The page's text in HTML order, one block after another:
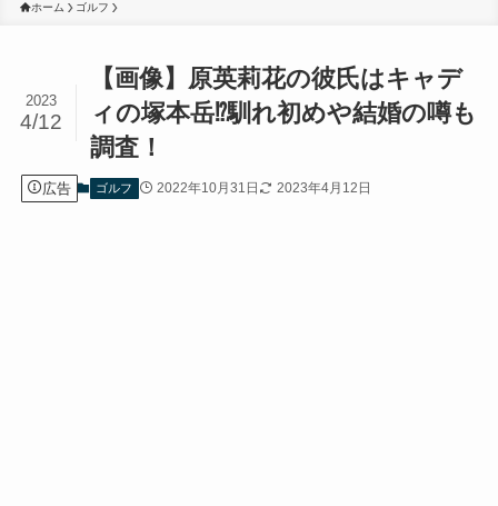
ホーム ゴルフ
【画像】原英莉花の彼氏はキャデ
ィの塚本岳⁉︎馴れ初めや結婚の噂も
調査！
2023
4/12
広告 ゴルフ 2022年10月31日 2023年4月12日